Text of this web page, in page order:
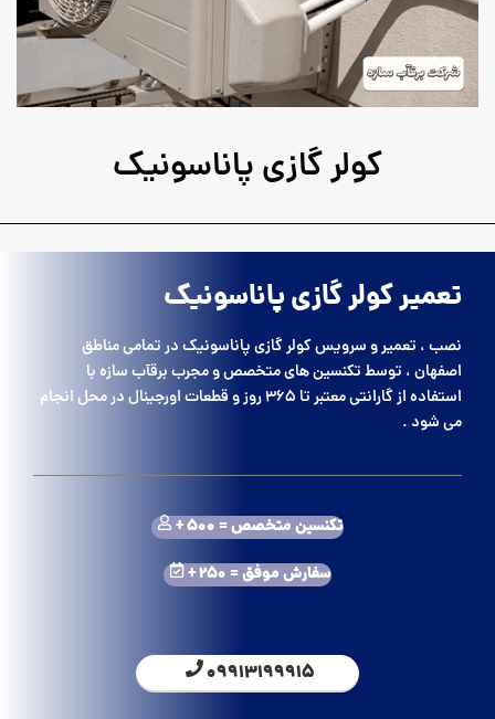
کولر گازی پاناسونیک
تعمیر کولر گازی پاناسونیک
نصب ، تعمیر و سرویس کولر گازی پاناسونیک در تمامی مناطق
اصفهان ، توسط تکنسین های متخصص و مجرب برقآب سازه با
استفاده از گارانتی معتبر تا 365 روز و قطعات اورجینال در محل انجام
می شود .
تکنسین متخصص = 500 +
سفارش موفق = 250 +
09913199915